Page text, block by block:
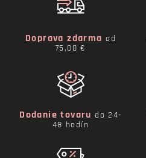
Doprava zdarma od
75,00 €
Dodanie tovaru do 24-
48 hodín